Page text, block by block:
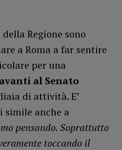
Regione sono
a Roma a far sentire
per una
al Senato
di attività. E’
simile anche a
pensando. Soprattutto
toccando il